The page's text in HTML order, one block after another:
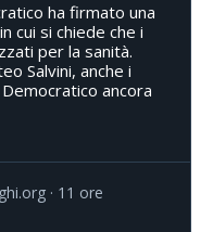
ha firmato una
cui si chiede che i
per la sanità.
Salvini, anche i
ancora
11 ore